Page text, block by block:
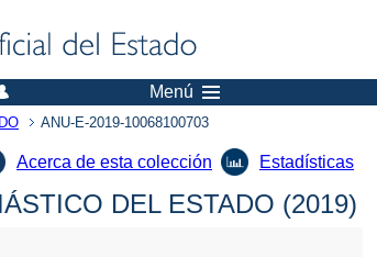
Menú
ANU-E-2019-10068100703
Acerca de esta colección Estadísticas
DEL ESTADO (2019)